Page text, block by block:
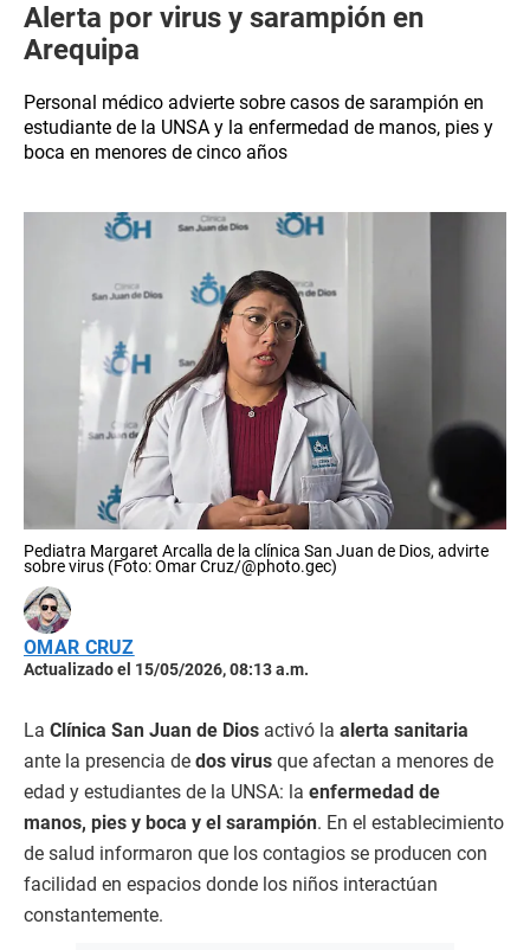
Alerta por virus y sarampión en
Arequipa
Personal médico advierte sobre casos de sarampión en
estudiante de la UNSA y la enfermedad de manos, pies y
boca en menores de cinco años
Pediatra Margaret Arcalla de la clínica San Juan de Dios, advirte
sobre virus (Foto: Omar Cruz/@photo.gec)
OMAR CRUZ
Actualizado el 15/05/2026, 08:13 a.m.
La Clínica San Juan de Dios activó la alerta sanitaria
ante la presencia de dos virus que afectan a menores de
edad y estudiantes de la UNSA: la enfermedad de
manos, pies y boca y el sarampión. En el establecimiento
de salud informaron que los contagios se producen con
facilidad en espacios donde los niños interactúan
constantemente.